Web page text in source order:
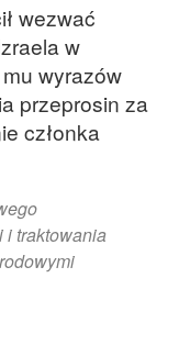
wezwać
w
wyrazów
przeprosin za
członka
i traktowania